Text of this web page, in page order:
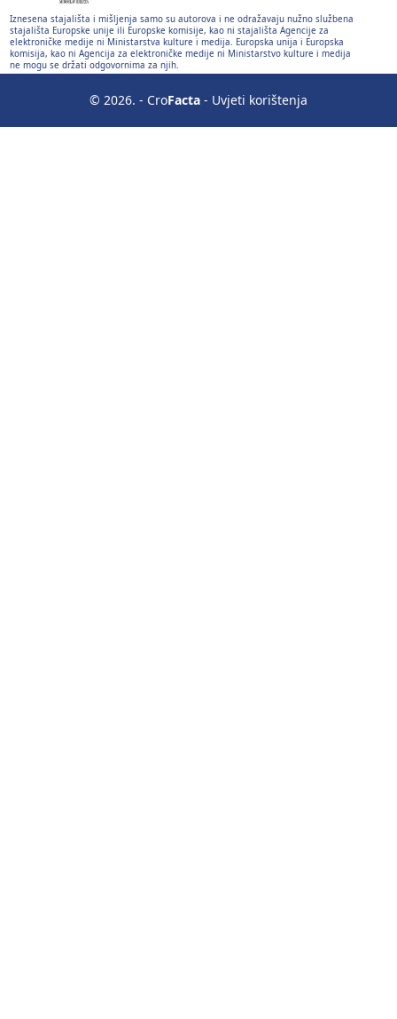
Iznesena stajališta i mišljenja samo su autorova i ne odražavaju nužno službena
stajališta Europske unije ili Europske komisije, kao ni stajališta Agencije za
elektroničke medije ni Ministarstva kulture i medija. Europska unija i Europska
komisija, kao ni Agencija za elektroničke medije ni Ministarstvo kulture i medija
ne mogu se držati odgovornima za njih.
© 2026. - CroFacta - Uvjeti korištenja